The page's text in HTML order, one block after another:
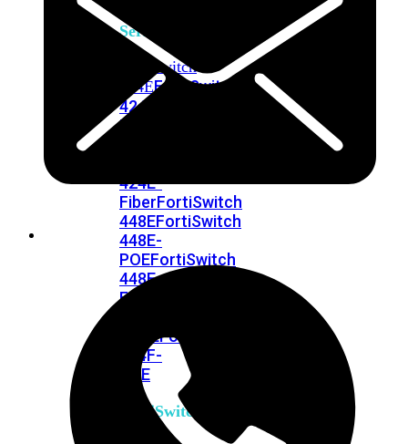
Series
FortiSwitch
424EFortiSwitch
424E-
POE
424E-
FiberFortiSwitch
448EFortiSwitch
448E-
POEFortiSwitch
448E-
FPOE
FPOEFortiSwitchRugged
424F-
POE
FortiSwitch